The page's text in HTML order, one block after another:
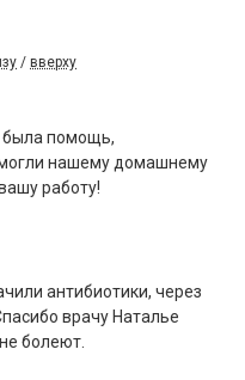
/ вверху
была помощь,
нашему домашнему
работу!
антибиотики, через
врачу Наталье
болеют.